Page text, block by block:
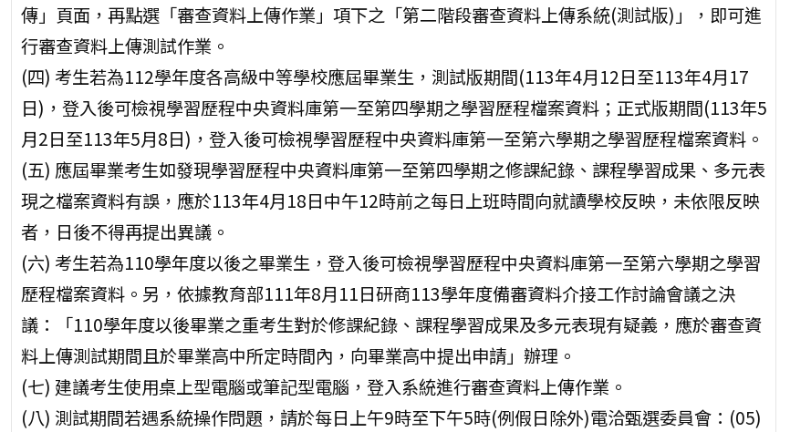
傳」頁面，再點選「審查資料上傳作業」項下之「第二階段審查資料上傳系統(測試版)」，即可進
行審查資料上傳測試作業。
(四) 考生若為112學年度各高級中等學校應屆畢業生，測試版期間(113年4月12日至113年4月17
日)，登入後可檢視學習歷程中央資料庫第一至第四學期之學習歷程檔案資料；正式版期間(113年5
月2日至113年5月8日)，登入後可檢視學習歷程中央資料庫第一至第六學期之學習歷程檔案資料。
(五) 應屆畢業考生如發現學習歷程中央資料庫第一至第四學期之修課紀錄、課程學習成果、多元表
現之檔案資料有誤，應於113年4月18日中午12時前之每日上班時間向就讀學校反映，未依限反映
者，日後不得再提出異議。
(六) 考生若為110學年度以後之畢業生，登入後可檢視學習歷程中央資料庫第一至第六學期之學習
歷程檔案資料。另，依據教育部111年8月11日研商113學年度備審資料介接工作討論會議之決
議：「110學年度以後畢業之重考生對於修課紀錄、課程學習成果及多元表現有疑義，應於審查資
料上傳測試期間且於畢業高中所定時間內，向畢業高中提出申請」辦理。
(七) 建議考生使用桌上型電腦或筆記型電腦，登入系統進行審查資料上傳作業。
(八) 測試期間若遇系統操作問題，請於每日上午9時至下午5時(例假日除外)電洽甄選委員會：(05)